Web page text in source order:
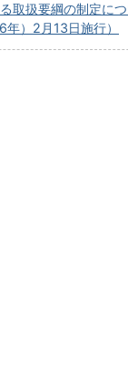
取扱要綱の制定に
年）2月13日施行）